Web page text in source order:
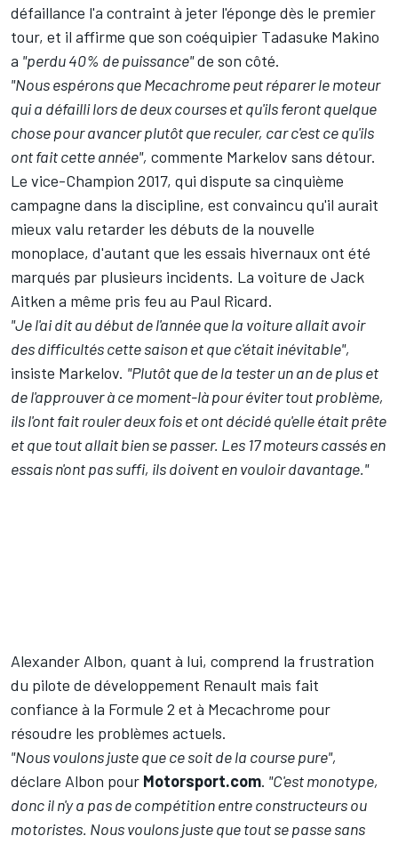
défaillance l'a contraint à jeter l'éponge dès le premier
tour, et il affirme que son coéquipier Tadasuke Makino
a "perdu 40% de puissance"de son côté.
"Nous espérons que Mecachrome peut réparer le moteur
qui a défailli lors de deux courses et qu'ils feront quelque
chose pour avancer plutôt que reculer, car c'est ce qu'ils
ont fait cette année", commente Markelov sans détour.
Le vice-Champion 2017, qui dispute sa cinquième
campagne dans la discipline, est convaincu qu'il aurait
mieux valu retarder les débuts de la nouvelle
monoplace, d'autant que les essais hivernaux ont été
marqués par plusieurs incidents. La voiture de Jack
Aitken a même pris feu au Paul Ricard.
"Je l'ai dit au début de l'année que la voiture allait avoir
des difficultés cette saison et que c'était inévitable",
insiste Markelov. "Plutôt que de la tester un an de plus et
de l'approuver à ce moment-là pour éviter tout problème,
ils l'ont fait rouler deux fois et ont décidé qu'elle était prête
et que tout allait bien se passer. Les 17 moteurs cassés en
essais n'ont pas suffi, ils doivent en vouloir davantage."
Alexander Albon, quant à lui, comprend la frustration
du pilote de développement Renault mais fait
confiance à la Formule 2 et à Mecachrome pour
résoudre les problèmes actuels.
"Nous voulons juste que ce soit de la course pure",
déclare Albon pour Motorsport.com. "C'est monotype,
donc il n'y a pas de compétition entre constructeurs ou
motoristes. Nous voulons juste que tout se passe sans